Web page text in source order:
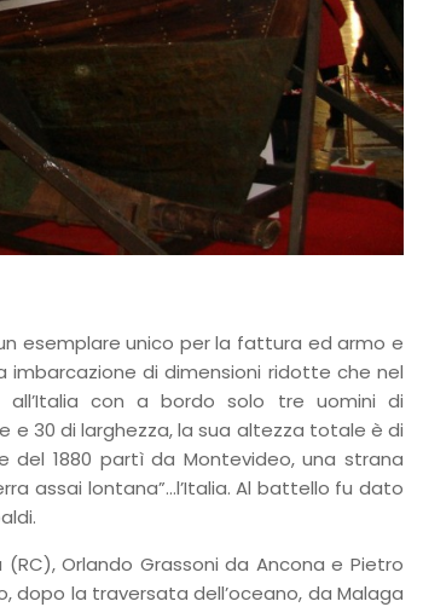
esemplare unico per la fattura ed armo e
imbarcazione di dimensioni ridotte che nel
all’Italia con a bordo solo tre uomini di
e 30 di larghezza, la sua altezza totale è di
1880 partì da Montevideo, una strana
assai lontana”…l’Italia. Al battello fu dato
Orlando Grassoni da Ancona e Pietro
dopo la traversata dell’oceano, da Malaga